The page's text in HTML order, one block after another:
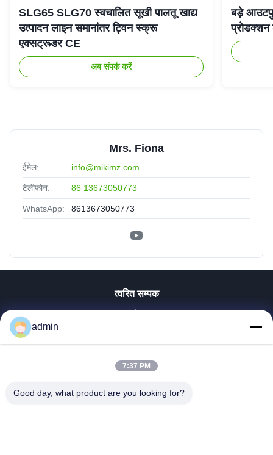
SLG65 SLG70 स्वचालित सूखी पालतू खाद्य
उत्पादन लाइन समानांतर ट्विन स्क्रू
एक्सट्रूडर CE
अब संपर्क करें
बड़े
Mrs. Fiona
ईमेल: info@mikimz.com
टेलीफोन: 86 13673050773
WhatsApp: 8613673050773
त्वरित सम्पक
वीआर दिखाएँ
हमारे बारे में
गुणवत्ता नियंत्रण
admin
7:37 PM
Good day, what product are you looking for?